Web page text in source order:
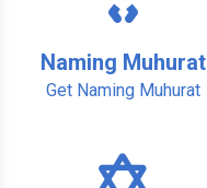
Naming Muhurat
Get Naming Muhurat